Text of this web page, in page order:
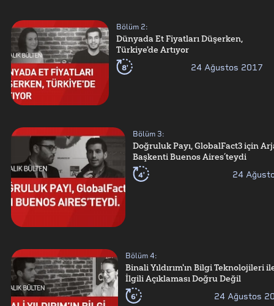
Bölüm 2:
Dünyada Et Fiyatları Düşerken,
Türkiye'de Artıyor
8' 24 Ağustos 2017
Bölüm 3:
Doğruluk Payı, GlobalFact3 için
Başkenti Buenos Aires’teydi
4' 24
Bölüm4:
Binali Yıldırım'ın Bilgi Teknolojileri
İlgili Açıklaması Doğru Değil
6' 24 Ağustos